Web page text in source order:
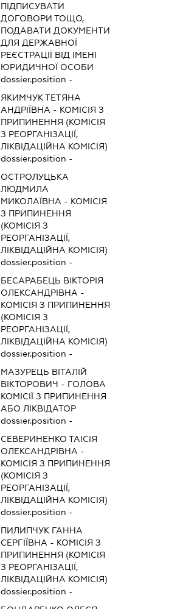
ПІДПИСУВАТИ
ДОГОВОРИ ТОЩО,
ПОДАВАТИ ДОКУМЕНТИ
ДЛЯ ДЕРЖАВНОЇ
РЕЄСТРАЦІЇ ВІД ІМЕНІ
ЮРИДИЧНОЇ ОСОБИ
dossier.position -
ЯКИМЧУК ТЕТЯНА
АНДРІЇВНА - КОМІСІЯ З
ПРИПИНЕННЯ (КОМІСІЯ
З РЕОРГАНІЗАЦІЇ,
ЛІКВІДАЦІЙНА КОМІСІЯ)
dossier.position -
ОСТРОЛУЦЬКА
ЛЮДМИЛА
МИКОЛАЇВНА - КОМІСІЯ
З ПРИПИНЕННЯ
(КОМІСІЯ З
РЕОРГАНІЗАЦІЇ,
ЛІКВІДАЦІЙНА КОМІСІЯ)
dossier.position -
БЕСАРАБЕЦЬ ВІКТОРІЯ
ОЛЕКСАНДРІВНА -
КОМІСІЯ З ПРИПИНЕННЯ
(КОМІСІЯ З
РЕОРГАНІЗАЦІЇ,
ЛІКВІДАЦІЙНА КОМІСІЯ)
dossier.position -
МАЗУРЕЦЬ ВІТАЛІЙ
ВІКТОРОВИЧ - ГОЛОВА
КОМІСІЇ З ПРИПИНЕННЯ
АБО ЛІКВІДАТОР
dossier.position -
СЕВЕРИНЕНКО ТАІСІЯ
ОЛЕКСАНДРІВНА -
КОМІСІЯ З ПРИПИНЕННЯ
(КОМІСІЯ З
РЕОРГАНІЗАЦІЇ,
ЛІКВІДАЦІЙНА КОМІСІЯ)
dossier.position -
ПИЛИПЧУК ГАННА
СЕРГІЇВНА - КОМІСІЯ З
ПРИПИНЕННЯ (КОМІСІЯ
З РЕОРГАНІЗАЦІЇ,
ЛІКВІДАЦІЙНА КОМІСІЯ)
dossier.position -